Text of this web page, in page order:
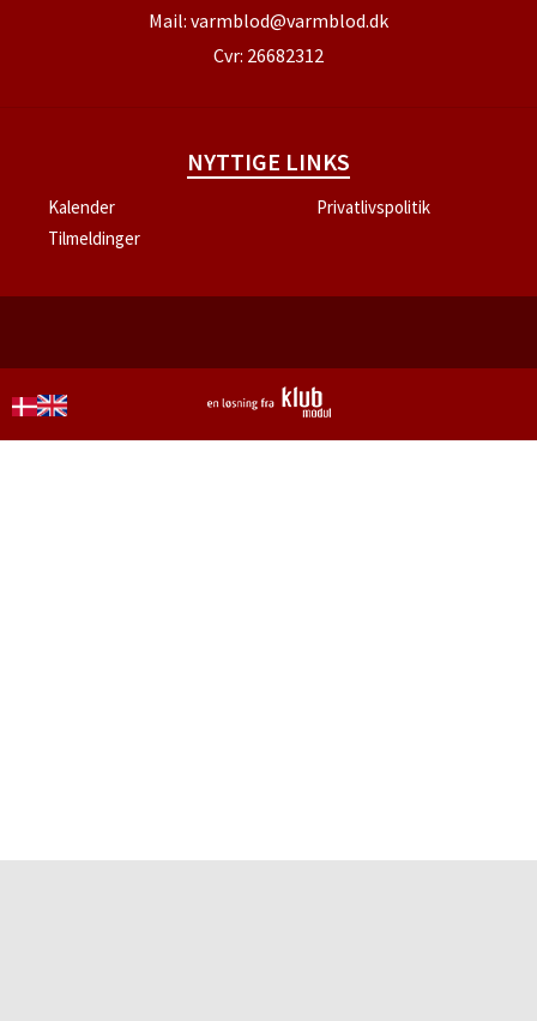
Mail: varmblod@varmblod.dk
Cvr: 26682312
NYTTIGE LINKS
Kalender
Privatlivspolitik
Tilmeldinger